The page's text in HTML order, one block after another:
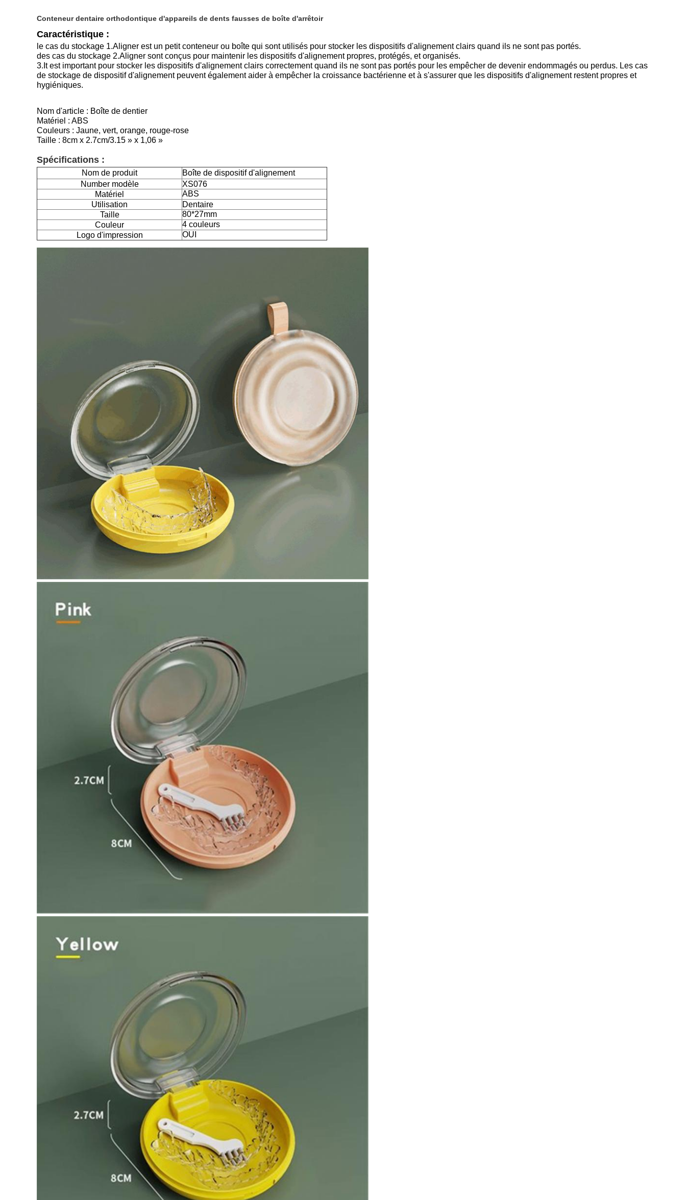
Conteneur dentaire orthodontique d'appareils de dents fausses de boîte d'arrêtoir
Caractéristique :
le cas du stockage 1.Aligner est un petit conteneur ou boîte qui sont utilisés pour stocker les dispositifs d'alignement clairs quand ils ne sont pas portés.
des cas du stockage 2.Aligner sont conçus pour maintenir les dispositifs d'alignement propres, protégés, et organisés.
3.It est important pour stocker les dispositifs d'alignement clairs correctement quand ils ne sont pas portés pour les empêcher de devenir endommagés ou perdus. Les cas
de stockage de dispositif d'alignement peuvent également aider à empêcher la croissance bactérienne et à s'assurer que les dispositifs d'alignement restent propres et
hygiéniques.
Nom d'article : Boîte de dentier
Matériel : ABS
Couleurs : Jaune, vert, orange, rouge-rose
Taille : 8cm x 2.7cm/3.15 » x 1,06 »
Spécifications :
Nom de produit
Boîte de dispositif d'alignement
Number modèle
XS076
Matériel
ABS
Utilisation
Dentaire
Taille
80*27mm
Couleur
4 couleurs
Logo d'impression
OUI